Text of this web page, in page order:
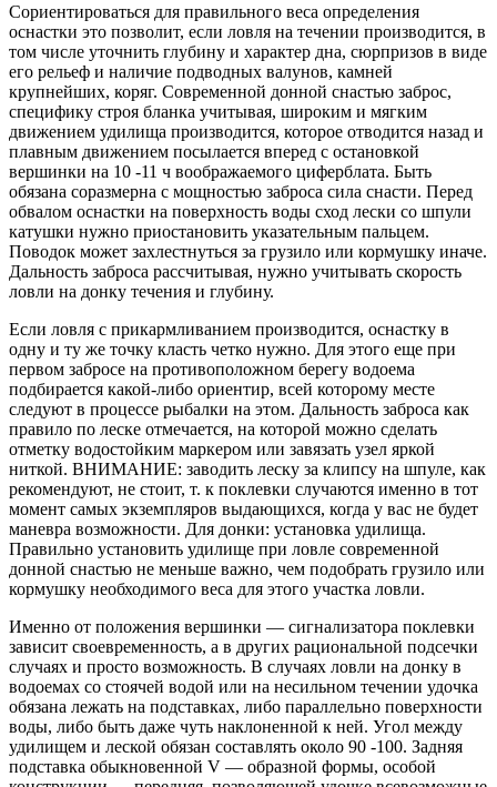
Сориентироваться для правильного веса определения
оснастки это позволит, если ловля на течении производится, в
том числе уточнить глубину и характер дна, сюрпризов в виде
его рельеф и наличие подводных валунов, камней
крупнейших, коряг. Современной донной снастью заброс,
специфику строя бланка учитывая, широким и мягким
движением удилища производится, которое отводится назад и
плавным движением посылается вперед с остановкой
вершинки на 10 -11 ч воображаемого циферблата. Быть
обязана соразмерна с мощностью заброса сила снасти. Перед
обвалом оснастки на поверхность воды сход лески со шпули
катушки нужно приостановить указательным пальцем.
Поводок может захлестнуться за грузило или кормушку иначе.
Дальность заброса рассчитывая, нужно учитывать скорость
ловли на донку течения и глубину.
Если ловля с прикармливанием производится, оснастку в
одну и ту же точку класть четко нужно. Для этого еще при
первом забросе на противоположном берегу водоема
подбирается какой-либо ориентир, всей которому месте
следуют в процессе рыбалки на этом. Дальность заброса как
правило по леске отмечается, на которой можно сделать
отметку водостойким маркером или завязать узел яркой
ниткой. ВНИМАНИЕ: заводить леску за клипсу на шпуле, как
рекомендуют, не стоит, т. к поклевки случаются именно в тот
момент самых экземпляров выдающихся, когда у вас не будет
маневра возможности. Для донки: установка удилища.
Правильно установить удилище при ловле современной
донной снастью не меньше важно, чем подобрать грузило или
кормушку необходимого веса для этого участка ловли.
Именно от положения вершинки — сигнализатора поклевки
зависит своевременность, а в других рациональной подсечки
случаях и просто возможность. В случаях ловли на донку в
водоемах со стоячей водой или на несильном течении удочка
обязана лежать на подставках, либо параллельно поверхности
воды, либо быть даже чуть наклоненной к ней. Угол между
удилищем и леской обязан составлять около 90 -100. Задняя
подставка обыкновенной V — образной формы, особой